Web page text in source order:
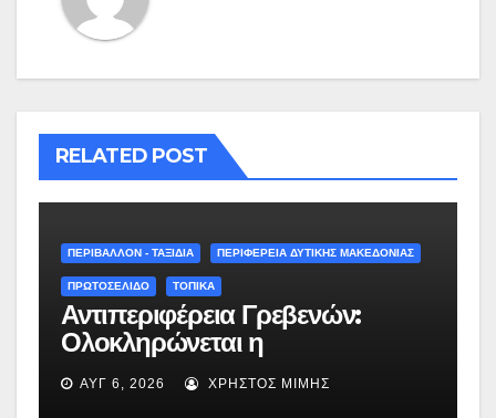
RELATED POST
ΠΕΡΙΒΑΛΛΟΝ - ΤΑΞΙΔΙΑ ΠΕΡΙΦΕΡΕΙΑ ΔΥΤΙΚΗΣ ΜΑΚΕΔΟΝΙΑΣ
ΠΡΩΤΟΣΕΛΙΔΟ ΤΟΠΙΚΑ
Αντιπεριφέρεια Γρεβενών:
Ολοκληρώνεται η
ασφαλτόστρωση της οδού
Περιβόλι – Αβδέλλα
ΑΥΓ 6, 2026 ΧΡΉΣΤΟΣ ΜΊΜΗΣ